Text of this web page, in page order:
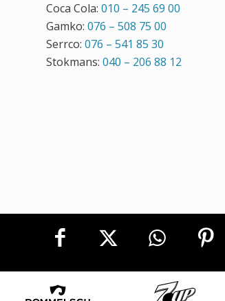
Coca Cola: 010 – 245 69 00
Gamko: 076 – 508 75 00
Serrco: 076 – 541 85 30
Stokmans: 040 – 206 88 12